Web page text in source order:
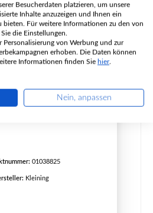
Seitenplatte rechts oben
01038825
Kleining
Besucherdaten platzieren, um unsere
Inhalte anzuzeigen und Ihnen ein
bieten. Für weitere Informationen zu den von
die Einstellungen.
Personalisierung von Werbung und zur
erhoben. Die Daten können
Informationen finden Sie hier.
Nein, anpassen